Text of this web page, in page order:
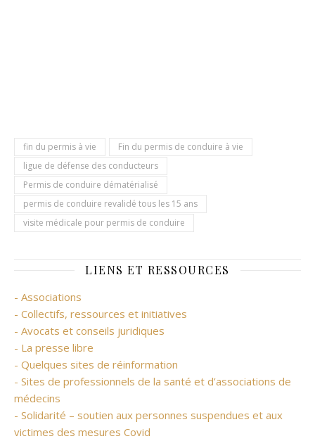
fin du permis à vie
Fin du permis de conduire à vie
ligue de défense des conducteurs
Permis de conduire dématérialisé
permis de conduire revalidé tous les 15 ans
visite médicale pour permis de conduire
LIENS ET RESSOURCES
- Associations
- Collectifs, ressources et initiatives
- Avocats et conseils juridiques
- La presse libre
- Quelques sites de réinformation
- Sites de professionnels de la santé et d’associations de
médecins
- Solidarité – soutien aux personnes suspendues et aux
victimes des mesures Covid